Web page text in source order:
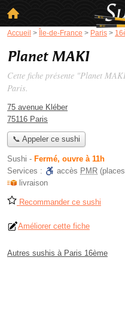
Accueil > Île-de-France > Paris >
Planet MAKI
Cette fiche présente "Planet
Paris.
75 avenue Kléber
75116 Paris
📞 Appeler ce sushi
Sushi - Fermé, ouvre à 11h
Services :
accès PMR
livraison
Recommander ce sushi
Améliorer cette fiche
Autres sushis à Paris 16ème